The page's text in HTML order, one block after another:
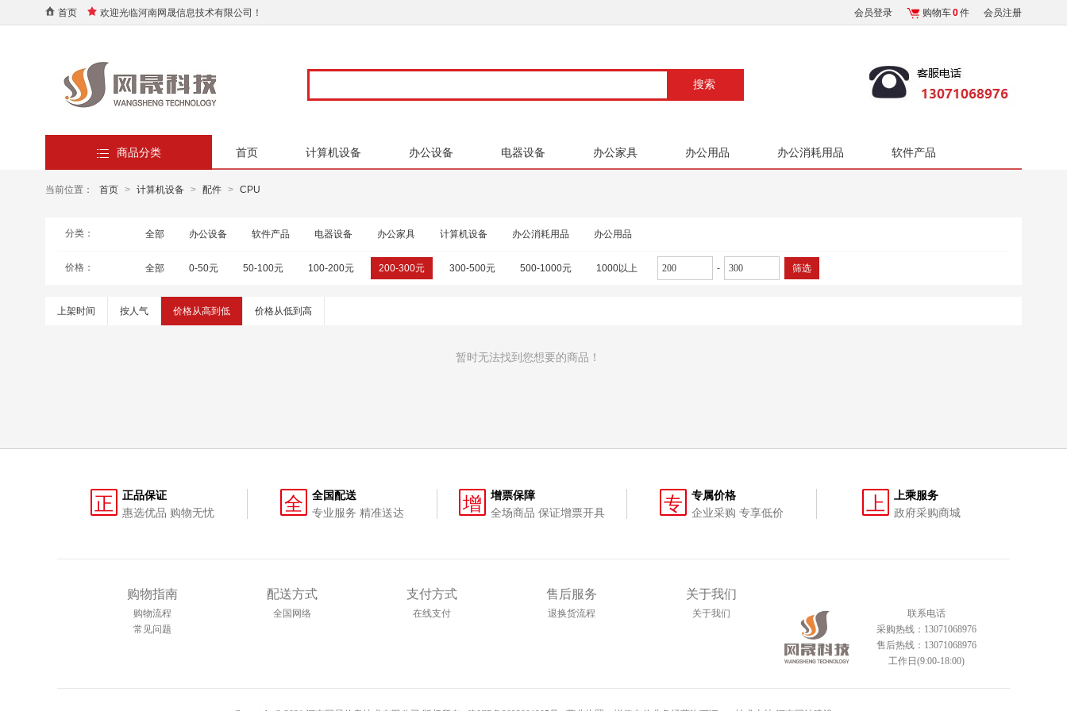
首页 欢迎光临河南网晟信息技术有限公司！ 会员登录 购物车0件 会员注册
商品分类 首页 计算机设备 办公设备 电器设备 办公家具 办公用品 办公消耗用品 软件产品
当前位置： 首页 > 计算机设备 > 配件 > CPU
分类： 全部 办公设备 软件产品 电器设备 办公家具 计算机设备 办公消耗用品 办公用品
价格： 全部 0-50元 50-100元 100-200元 200-300元 300-500元 500-1000元 1000以上 - 筛选
上架时间 按人气 价格从高到低 价格从低到高
暂时无法找到您想要的商品！
正
正品保证
惠选优品 购物无忧
全
全国配送
专业服务 精准送达
增
增票保障
全场商品 保证增票开具
专
专属价格
企业采购 专享低价
上
上乘服务
政府采购商城
购物指南
购物流程
常见问题
配送方式
全国网络
支付方式
在线支付
售后服务
退换货流程
关于我们
关于我们
联系电话
采购热线：13071068976
售后热线：13071068976
工作日(9:00-18:00)